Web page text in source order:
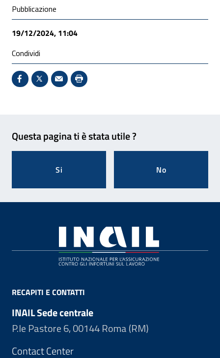
Condivisione social
Pubblicazione
19/12/2024, 11:04
Condividi
Condividi su Facebook - Sito esterno - Apertura in
X - Sito esterno - Apertura in nuova finestra
Invio Mail: apre il programma di posta
Stampa pagina: scelta meno
Questa pagina ti è stata utile ?
Si No
RECAPITI E CONTATTI
INAIL Sede centrale
P.le Pastore 6, 00144 Roma (RM)
Contact Center